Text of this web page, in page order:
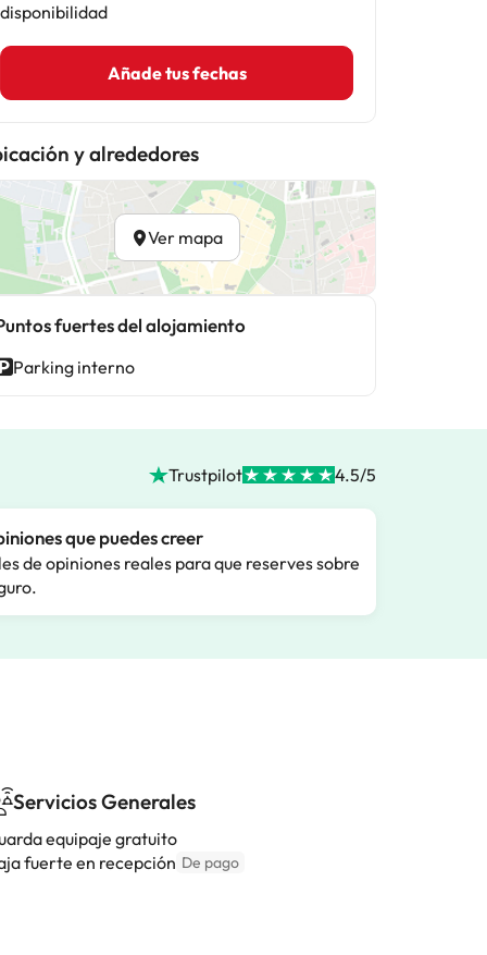
disponibilidad
Añade tus fechas
y alrededores
Ver mapa
fuertes del alojamiento
Parking interno
Trustpilot 4.5/5
que puedes creer
de opiniones reales para que reserves sobre
Servicios Generales
equipaje gratuito
fuerte en recepción De pago